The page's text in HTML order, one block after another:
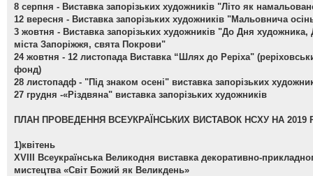
8 серпня - Виставка запорізьких художників "Літо як
12 вересня - Виставка запорізьких художників "Мальовнича
3 жовтня - Виставка запорізьких художників "До Дня художника,
міста Запоріжжя, свята Покрови"
24 жовтня - 12 листопада Виставка “Шлях до Реріха"
фонд)
28 листопадф - "Під знаком осені" виставка запорізьких
27 грудня -«Різдвяна" виставка запорізьких художників
ПЛАН ПРОВЕДЕННЯ ВСЕУКРАЇНСЬКИХ ВИСТАВОК НСХУ НА 2019
1)квітень
ХVІІІ Всеукраїнська Великодня виставка декоративно-
мистецтва «Світ Божий як Великдень»